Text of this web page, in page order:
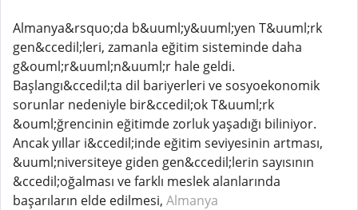
Almanya&rsquo;da b&uuml;y&uuml;yen T&uuml;rk
gen&ccedil;leri, zamanla eğitim sisteminde daha
g&ouml;r&uuml;n&uuml;r hale geldi.
Başlangı&ccedil;ta dil bariyerleri ve sosyoekonomik
sorunlar nedeniyle bir&ccedil;ok T&uuml;rk
&ouml;ğrencinin eğitimde zorluk yaşadığı biliniyor.
Ancak yıllar i&ccedil;inde eğitim seviyesinin artması,
&uuml;niversiteye giden gen&ccedil;lerin sayısının
&ccedil;oğalması ve farklı meslek alanlarında
başarıların elde edilmesi, Almanya